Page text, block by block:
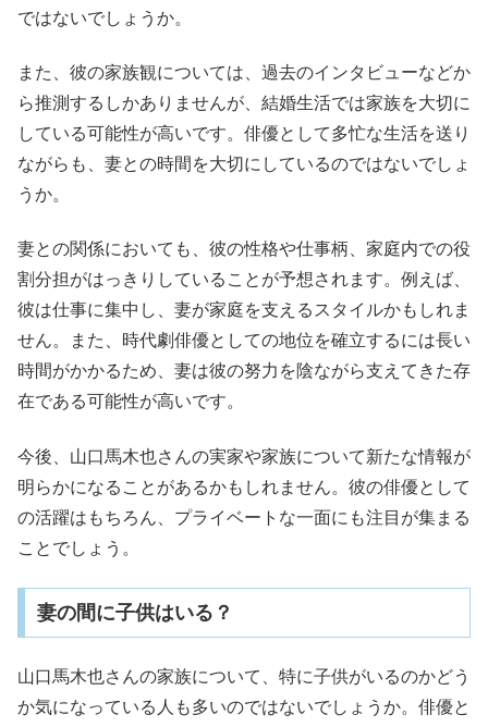
ではないでしょうか。
また、彼の家族観については、過去のインタビューなどか
ら推測するしかありませんが、結婚生活では家族を大切に
している可能性が高いです。俳優として多忙な生活を送り
ながらも、妻との時間を大切にしているのではないでしょ
うか。
妻との関係においても、彼の性格や仕事柄、家庭内での役
割分担がはっきりしていることが予想されます。例えば、
彼は仕事に集中し、妻が家庭を支えるスタイルかもしれま
せん。また、時代劇俳優としての地位を確立するには長い
時間がかかるため、妻は彼の努力を陰ながら支えてきた存
在である可能性が高いです。
今後、山口馬木也さんの実家や家族について新たな情報が
明らかになることがあるかもしれません。彼の俳優として
の活躍はもちろん、プライベートな一面にも注目が集まる
ことでしょう。
妻の間に子供はいる？
山口馬木也さんの家族について、特に子供がいるのかどう
か気になっている人も多いのではないでしょうか。俳優と